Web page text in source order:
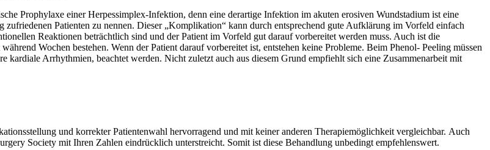
Prophylaxe einer Herpessimplex-Infektion, denn eine derartige Infektion im akuten erosiven Wundstadium ist eine
Patienten zu nennen. Dieser „Komplikation“ kann durch entsprechend gute Aufklärung im Vorfeld einfach
Reaktionen beträchtlich sind und der Patient im Vorfeld gut darauf vorbereitet werden muss. Auch ist die
Wochen bestehen. Wenn der Patient darauf vorbereitet ist, entstehen keine Probleme. Beim Phenol- Peeling müssen
kardiale Arrhythmien, beachtet werden. Nicht zuletzt auch aus diesem Grund empfiehlt sich eine Zusammenarbeit mit
und korrekter Patientenwahl hervorragend und mit keiner anderen Therapiemöglichkeit vergleichbar. Auch
Society mit Ihren Zahlen eindrücklich unterstreicht. Somit ist diese Behandlung unbedingt empfehlenswert.